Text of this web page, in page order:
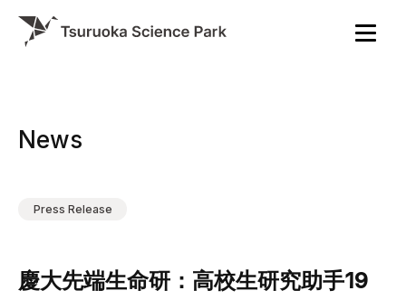
News
Press Release
慶大先端生命研：高校生研究助手19